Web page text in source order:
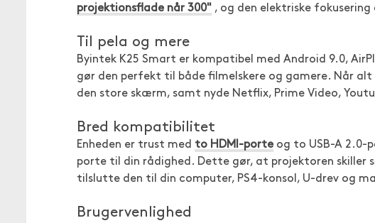
projektionsflade når 300" , og den elektriske
Til pela og mere
Byintek K25 Smart er kompatibel med Android 9.0,
gør den perfekt til både filmelskere og gamere. Når
den store skærm, samt nyde Netflix, Prime Video,
Bred kompatibilitet
Enheden er trust med to HDMI-porte og to USB-A 2.0-
porte til din rådighed. Dette gør, at projektoren skiller
tilslutte den til din computer, PS4-konsol, U-drev og
Brugervenlighed